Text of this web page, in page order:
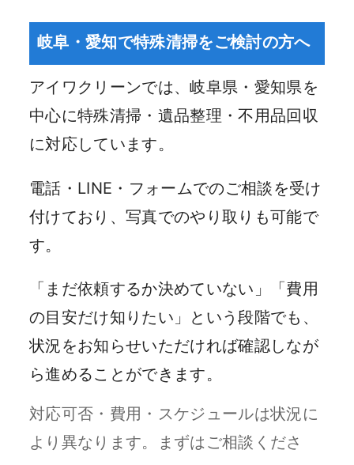
岐阜・愛知で特殊清掃をご検討の方へ
アイワクリーンでは、岐阜県・愛知県を
中心に特殊清掃・遺品整理・不用品回収
に対応しています。
電話・LINE・フォームでのご相談を受け
付けており、写真でのやり取りも可能で
す。
「まだ依頼するか決めていない」「費用
の目安だけ知りたい」という段階でも、
状況をお知らせいただければ確認しなが
ら進めることができます。
対応可否・費用・スケジュールは状況に
より異なります。まずはご相談くださ